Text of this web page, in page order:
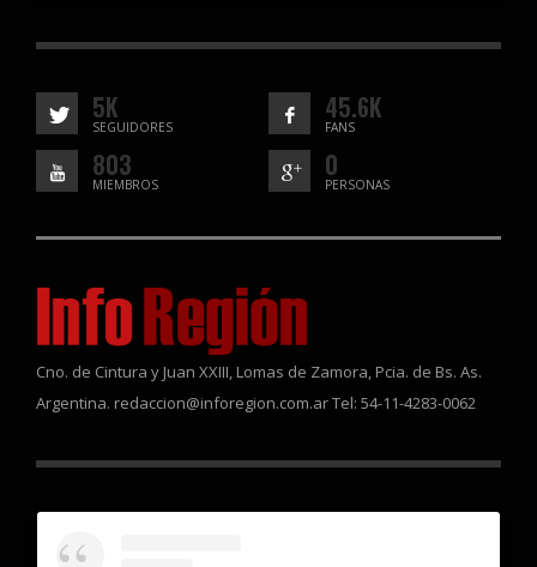
5K
SEGUIDORES
45.6K
FANS
803
MIEMBROS
0
PERSONAS
Cno. de Cintura y Juan XXIII, Lomas de Zamora, Pcia. de Bs. As.
Argentina. redaccion@inforegion.com.ar Tel: 54-11-4283-0062